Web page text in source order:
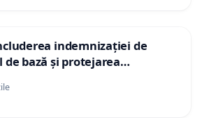
indemnizației de
bază și protejarea
pentru asistenții